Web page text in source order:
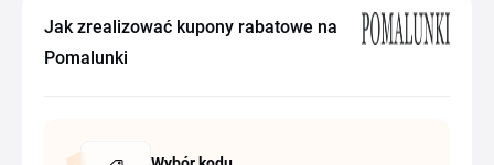
Jak zrealizować kupony rabatowe na
Pomalunki